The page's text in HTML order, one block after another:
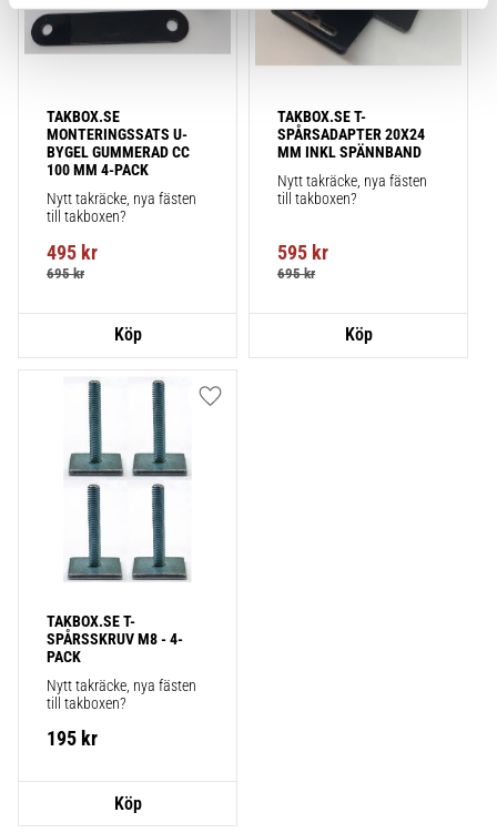
TAKBOX.SE
MONTERINGSSATS U-
BYGEL GUMMERAD CC
100 MM 4-PACK
Nytt takräcke, nya fästen
till takboxen?
495 kr
695kr
TAKBOX.SE T-
SPÅRSADAPTER 20X24
MM INKL SPÄNNBAND
Nytt takräcke, nya fästen
till takboxen?
595 kr
695kr
TAKBOX.SE T-
SPÅRSSKRUV M8 - 4-
PACK
Nytt takräcke, nya fästen
till takboxen?
195 kr
Lägg till i favoriter